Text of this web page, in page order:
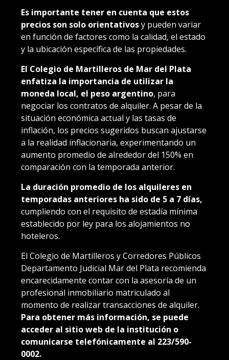
Es importante tener en cuenta que estos
precios son solo orientativosy pueden variar
en función de factores como la calidad, el estado
y la ubicación específica de las propiedades.
El Colegio de Martilleros de Mar del Plata
enfatiza la importancia de utilizar la
moneda local, el peso argentino, para
negociar los contratos de alquiler. A pesar de la
situación económica actual y las tasas de
inflación, los precios sugeridos buscan ajustarse
a la realidad inflacionaria, experimentando un
aumento promedio de alrededor del 150% en
comparación con la temporada anterior.
La duración promedio de los alquileres en
temporadas anteriores ha sido de 5 a 7 días,
cumpliendo con el requisito de estadía mínima
establecido por ley para los alojamientos no
hoteleros.
El Colegio de Martilleros y Corredores Públicos
Departamento Judicial Mar del Plata recomienda
encarecidamente contar con la asesoría de un
profesional inmobiliario matriculado al
momento de realizar transacciones de alquiler.
Para obtener más información, se puede
acceder al sitio web de la institución o
comunicarse telefónicamente al 223/590-
0002.